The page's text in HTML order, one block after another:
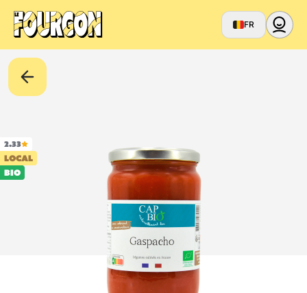
FR
2.33
LOCAL
BIO